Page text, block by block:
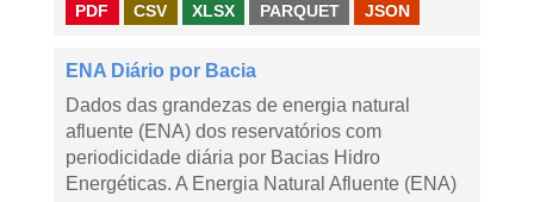
PDF CSV XLSX PARQUET JSON
ENA Diário por Bacia
Dados das grandezas de energia natural
afluente (ENA) dos reservatórios com
periodicidade diária por Bacias Hidro
Energéticas. A Energia Natural Afluente (ENA)